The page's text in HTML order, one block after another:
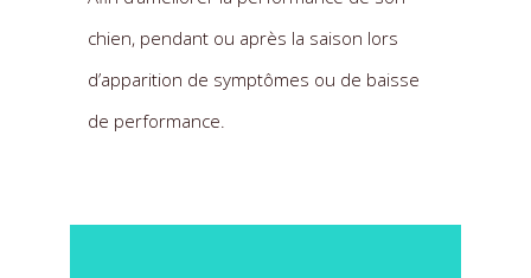
chien, pendant ou après la saison lors
d’apparition de symptômes ou de baisse
de performance.